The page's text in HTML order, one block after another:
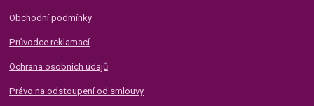
Obchodní podmínky
Průvodce reklamací
Ochrana osobních údajů
Právo na odstoupení od smlouvy